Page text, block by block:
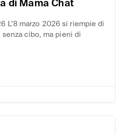
di Mama Chat
L’8 marzo 2026 si riempie di
cibo, ma pieni di